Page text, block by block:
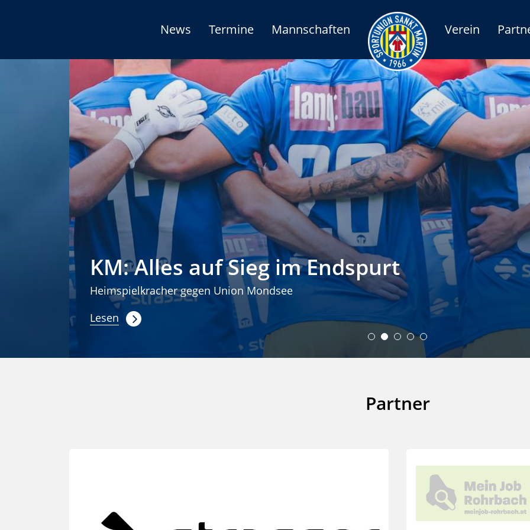
News Termine Mannschaften Verein
KM: Alles auf Sieg im Endspurt
Heimspielkracher gegen Union Mondsee
Lesen
Partner